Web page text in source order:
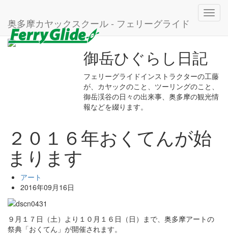
奥多摩カヤックスクール - フェリーグライド
２０１６年おくてんが始まります
御岳ひぐらし日記
フェリーグライドインストラクターの工藤
が、カヤックのこと、ツーリングのこと、
御岳渓谷の日々の出来事、奥多摩の観光情
報などを綴ります。
２０１６年おくてんが始
まります
アート
2016年09月16日
９月１７日（土）より１０月１６日（日）まで、奥多摩アートの
祭典「おくてん」が開催されます。